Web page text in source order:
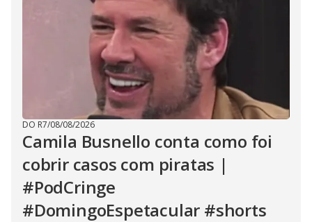
DO R7/08/08/2026
Camila Busnello conta como foi
cobrir casos com piratas |
#PodCringe
#DomingoEspetacular #shorts